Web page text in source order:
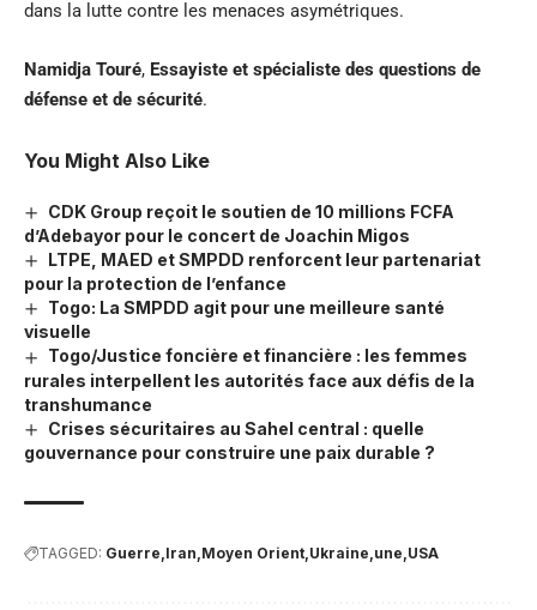
dans la lutte contre les menaces asymétriques.
Namidja Touré, Essayiste et spécialiste des questions de
défense et de sécurité.
You Might Also Like
CDK Group reçoit le soutien de 10 millions FCFA
d’Adebayor pour le concert de Joachin Migos
LTPE, MAED et SMPDD renforcent leur partenariat
pour la protection de l’enfance
Togo: La SMPDD agit pour une meilleure santé
visuelle
Togo/Justice foncière et financière : les femmes
rurales interpellent les autorités face aux défis de la
transhumance
Crises sécuritaires au Sahel central : quelle
gouvernance pour construire une paix durable ?
TAGGED: Guerre Iran Moyen Orient Ukraine une USA